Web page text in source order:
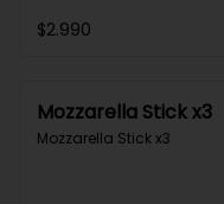
$2.990
Mozzarella Stick x3
Mozzarella Stick x3